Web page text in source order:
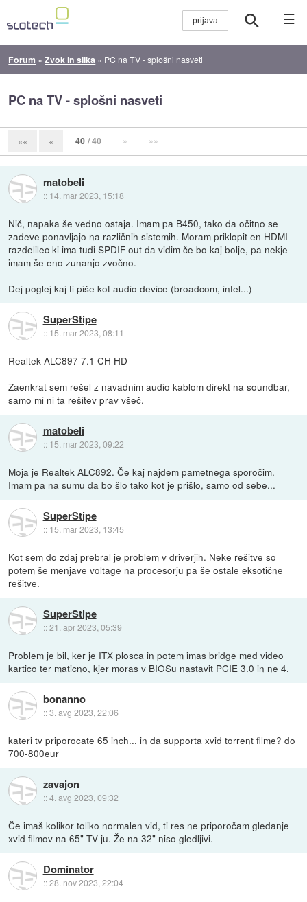
☰
Forum »Zvok in slika » PC na TV - splošni nasveti
PC na TV - splošni nasveti
«« « 40 / 40 » »»
matobeli
:: 14. mar 2023, 15:18
Nič, napaka še vedno ostaja. Imam pa B450, tako da očitno se
zadeve ponavljajo na različnih sistemih. Moram priklopit en HDMI
razdelilec ki ima tudi SPDIF out da vidim če bo kaj bolje, pa nekje
imam še eno zunanjo zvočno.
Dej poglej kaj ti piše kot audio device (broadcom, intel...)
SuperStipe
:: 15. mar 2023, 08:11
Realtek ALC897 7.1 CH HD
Zaenkrat sem rešel z navadnim audio kablom direkt na soundbar,
samo mi ni ta rešitev prav všeč.
matobeli
:: 15. mar 2023, 09:22
Moja je Realtek ALC892. Če kaj najdem pametnega sporočim.
Imam pa na sumu da bo šlo tako kot je prišlo, samo od sebe...
SuperStipe
:: 15. mar 2023, 13:45
Kot sem do zdaj prebral je problem v driverjih. Neke rešitve so
potem še menjave voltage na procesorju pa še ostale eksotične
rešitve.
SuperStipe
::21. apr 2023, 05:39
Problem je bil, ker je ITX plosca in potem imas bridge med video
kartico ter maticno, kjer moras v BIOSu nastavit PCIE 3.0 in ne 4.
bonanno
::3. avg 2023, 22:06
kateri tv priporocate 65 inch... in da supporta xvid torrent filme? do
700-800eur
zavajon
::4. avg 2023, 09:32
Če imaš kolikor toliko normalen vid, ti res ne priporočam gledanje
xvid filmov na 65" TV-ju. Že na 32" niso gledljivi.
Dominator
::28. nov 2023, 22:04